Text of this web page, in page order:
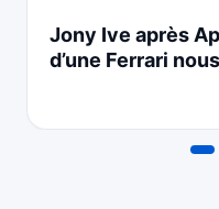
Jony Ive après
d’une Ferrari